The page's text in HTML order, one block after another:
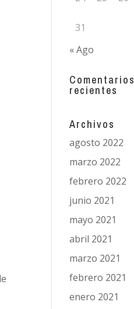
31
« Ago
Comentarios
recientes
Archivos
agosto 2022
marzo 2022
febrero 2022
junio 2021
mayo 2021
abril 2021
marzo 2021
febrero 2021
enero 2021